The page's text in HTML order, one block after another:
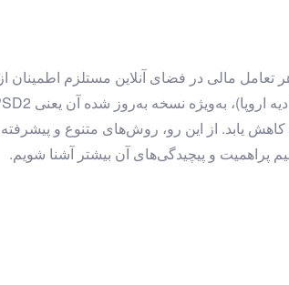
مالی در فضای آنلاین مستلزم
یابد. از این رو، روش‌های متنوع و